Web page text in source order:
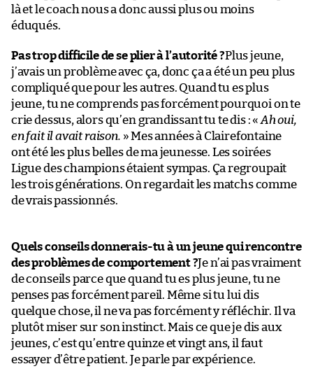
là et le coach nous a donc aussi plus ou moins
éduqués.
Pas trop difficile de se plier à l’autorité ?Plus jeune,
j’avais un problème avec ça, donc ça a été un peu plus
compliqué que pour les autres. Quand tu es plus
jeune, tu ne comprends pas forcément pourquoi on te
crie dessus, alors qu’en grandissant tu te dis : « Ah oui,
en fait il avait raison. » Mes années à Clairefontaine
ont été les plus belles de ma jeunesse. Les soirées
Ligue des champions étaient sympas. Ça regroupait
les trois générations. On regardait les matchs comme
de vrais passionnés.
Quels conseils donnerais-tu à un jeune qui rencontre
des problèmes de comportement ?Je n’ai pas vraiment
de conseils parce que quand tu es plus jeune, tu ne
penses pas forcément pareil. Même si tu lui dis
quelque chose, il ne va pas forcément y réfléchir. Il va
plutôt miser sur son instinct. Mais ce que je dis aux
jeunes, c’est qu’entre quinze et vingt ans, il faut
essayer d’être patient. Je parle par expérience.